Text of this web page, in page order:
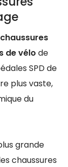
chaussures
de vélo de
SPD de
plus vaste,
du
grande
chaussures